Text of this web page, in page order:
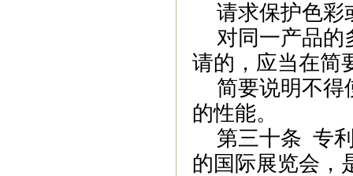
请求保护色彩
对同一产品的
请的，应当在简
简要说明不得
的性能。
第三十条 专
的国际展览会，